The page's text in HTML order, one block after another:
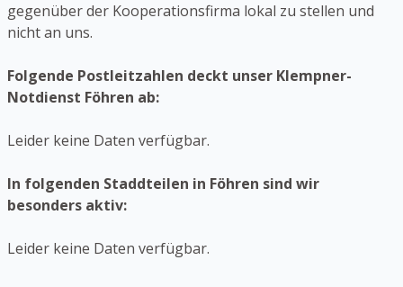
gegenüber der Kooperationsfirma lokal zu stellen und
nicht an uns.
Folgende Postleitzahlen deckt unser Klempner-
Notdienst Föhren ab:
Leider keine Daten verfügbar.
In folgenden Staddteilen in Föhren sind wir
besonders aktiv:
Leider keine Daten verfügbar.